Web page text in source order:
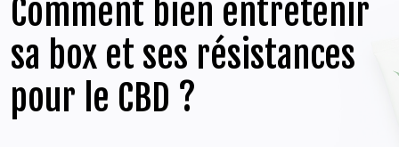
Comment bien entretenir
sa box et ses résistances
pour le CBD ?